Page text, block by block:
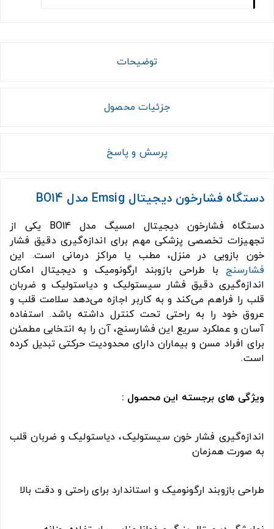
توضیحات
جزئیات محصول
پرسش و پاسخ
دستگاه فشارخون دیجیتال Emsig مدل BO14
دستگاه فشارخون دیجیتال امسیگ مدل BO14 یکی از
تجهیزات تخصصی پزشکی مهم برای اندازه‌گیری دقیق فشار
خون بازویی در منزل، مطب یا مراکز درمانی است. این
فشارسنج با طراحی بازوبند ارگونومیک و دیجیتال امکان
اندازه‌گیری دقیق فشار سیستولیک و دیاستولیک و ضربان
قلب را فراهم می‌کند و به کاربر اجازه می‌دهد سلامت قلب و
عروق خود را به راحتی تحت کنترل داشته باشد. استفاده
آسان و عملکرد سریع این فشارسنج، آن را به انتخابی مطمئن
برای افراد مسن و بیماران دارای محدودیت حرکتی تبدیل کرده
است.
ویژگی های برجسته این محصول :
اندازه‌گیری فشار خون سیستولیک، دیاستولیک و ضربان قلب
به صورت همزمان
طراحی بازوبند ارگونومیک و استاندارد برای راحتی و دقت بالا